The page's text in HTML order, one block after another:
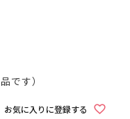
です）
お気に入りに登録する